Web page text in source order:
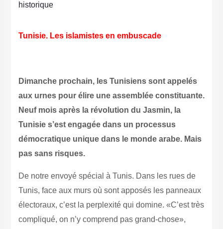
historique
Tunisie. Les islamistes en embuscade
Dimanche prochain, les Tunisiens sont appelés
aux urnes pour élire une assemblée constituante.
Neuf mois après la révolution du Jasmin, la
Tunisie s’est engagée dans un processus
démocratique unique dans le monde arabe. Mais
pas sans risques.
De notre envoyé spécial à Tunis. Dans les rues de
Tunis, face aux murs où sont apposés les panneaux
électoraux, c’est la perplexité qui domine. «C’est très
compliqué, on n’y comprend pas grand-chose»,